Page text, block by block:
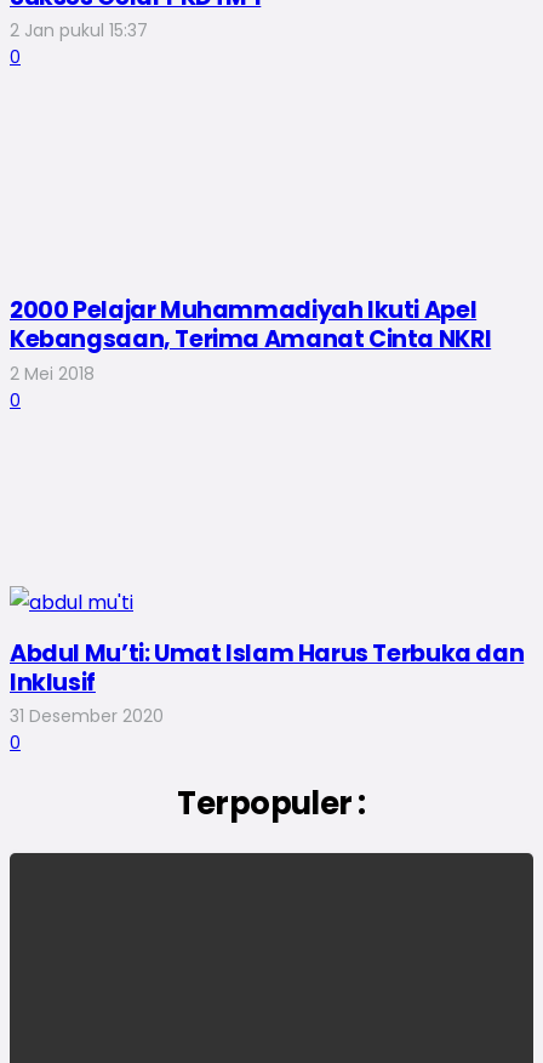
2 Jan pukul 15:37
0
2000 Pelajar Muhammadiyah Ikuti Apel
Kebangsaan, Terima Amanat Cinta NKRI
2 Mei 2018
0
Abdul Mu’ti: Umat Islam Harus Terbuka dan
Inklusif
31 Desember 2020
0
Terpopuler :